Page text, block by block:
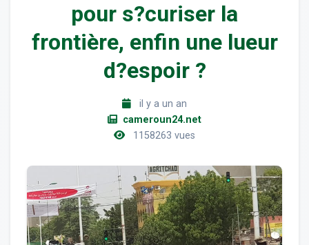
pour s?curiser la
frontière, enfin une lueur
d?espoir ?
il y a un an
cameroun24.net
1158263 vues